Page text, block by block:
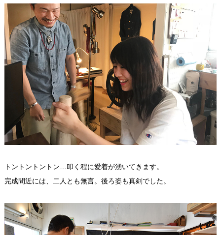
トントントントン…叩く程に愛着が湧いてきます。
完成間近には、二人とも無言。後ろ姿も真剣でした。